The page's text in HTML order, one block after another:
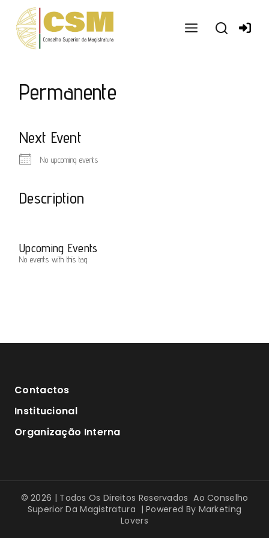
conteúdo
Permanente
Next Event
No upcoming events
Description
Upcoming Events
No events with this tag
Contactos
Institucional
Organização Interna
© 2026 | Todos Os Direitos Reservados Ao Conselho
Superior Da Magistratura | Powered By Marketing
Lovers